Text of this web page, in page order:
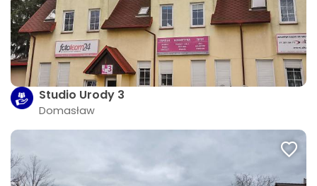
Studio Urody 3
Domasław